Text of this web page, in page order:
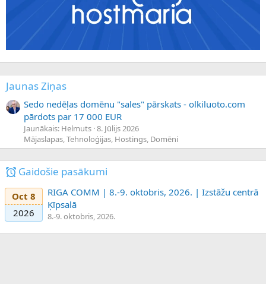
Jaunas Ziņas
Sedo nedēļas domēnu "sales" pārskats - olkiluoto.com
pārdots par 17 000 EUR
Jaunākais: Helmuts 8. Jūlijs 2026
Mājaslapas, Tehnoloģijas, Hostings, Domēni
Gaidošie pasākumi
Oct 8
2026
RIGA COMM | 8.-9. oktobris, 2026. | Izstāžu centrā
Ķīpsalā
8.-9. oktobris, 2026.